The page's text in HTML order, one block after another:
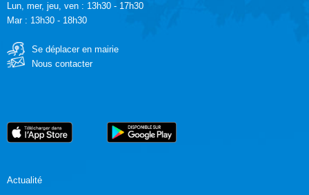
Lun, mer, jeu, ven : 13h30 - 17h30
Mar : 13h30 - 18h30
Se déplacer en mairie
Nous contacter
Actualité